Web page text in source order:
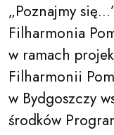
w
„Poznajmy
Filharmonia
w ramach
Filharmonii
w Bydgoszczy
środków